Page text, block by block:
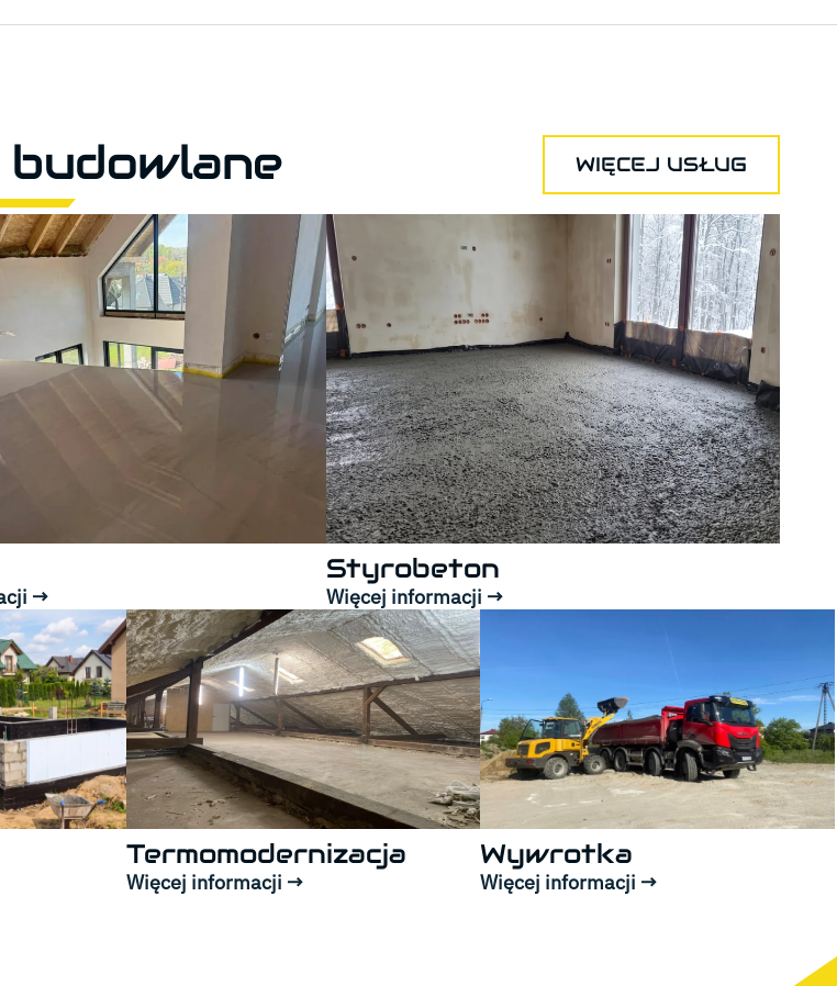
budowlane WIĘCEJ USŁUG
→
Styrobeton
Więcej informacji →
Termomodernizacja
Więcej informacji →
Wywrotka
Więcej informacji →